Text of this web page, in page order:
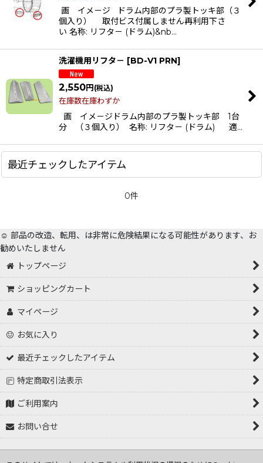
画 イメ－ジ ドラム内部のプラ製トッキ部（３
個入り） 取付ビス付属しません再利用下さ
い 名称: リフタ－ (ドラム)&nb…
洗濯機用リフタ－ [BD-V1 PRN]
2,550円(税込)
在庫数在庫わずか
画 イメ－ジドラム内部のプラ製トッキ部 1台
分 （３個入り） 名称: リフタ－ (ドラム) 適…
最近チェックしたアイテム
0件
☺️ 部品の改造、転用、は非常に危険結果になる可能性があります、お
勧めいたしません
トップページ
ショッピングカート
マイページ
お気に入り
最近チェックしたアイテム
特定商取引法表示
ご利用案内
お問い合せ